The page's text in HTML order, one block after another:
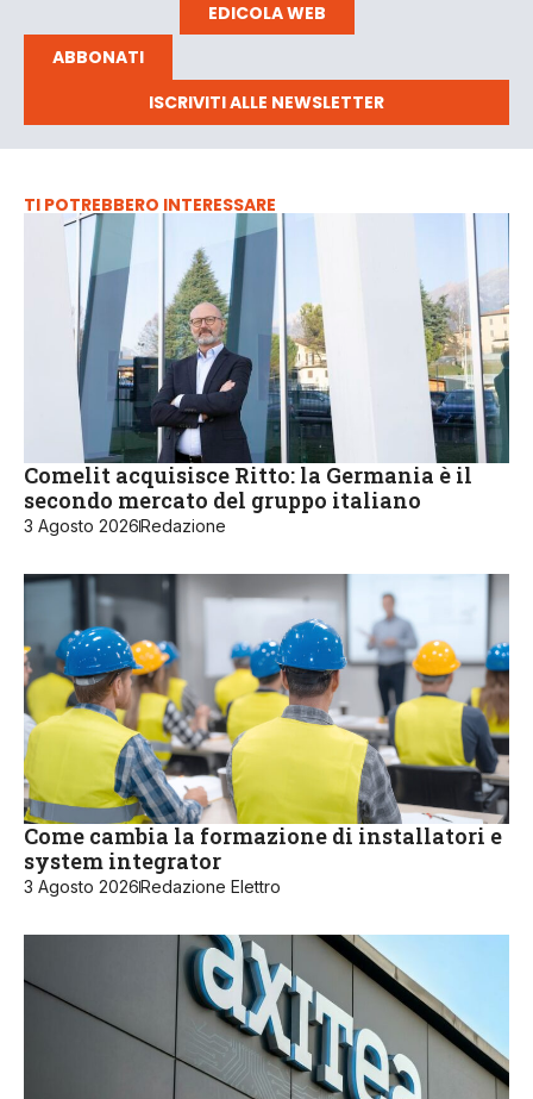
EDICOLA WEB
ABBONATI
ISCRIVITI ALLE NEWSLETTER
TI POTREBBERO INTERESSARE
Comelit acquisisce Ritto: la Germania è il
secondo mercato del gruppo italiano
3 Agosto 2026 Redazione
Come cambia la formazione di installatori e
system integrator
3 Agosto 2026 Redazione Elettro